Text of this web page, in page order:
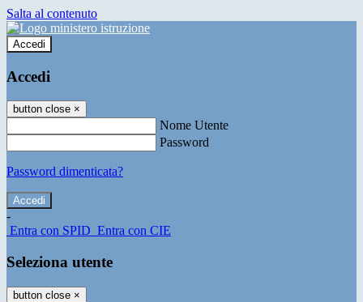
Salta al contenuto
Accedi
Accedi
button close ×
Nome Utente
Password
Password dimenticata?
-
Entra con SPID Entra con CIE
Seleziona utente
button close ×